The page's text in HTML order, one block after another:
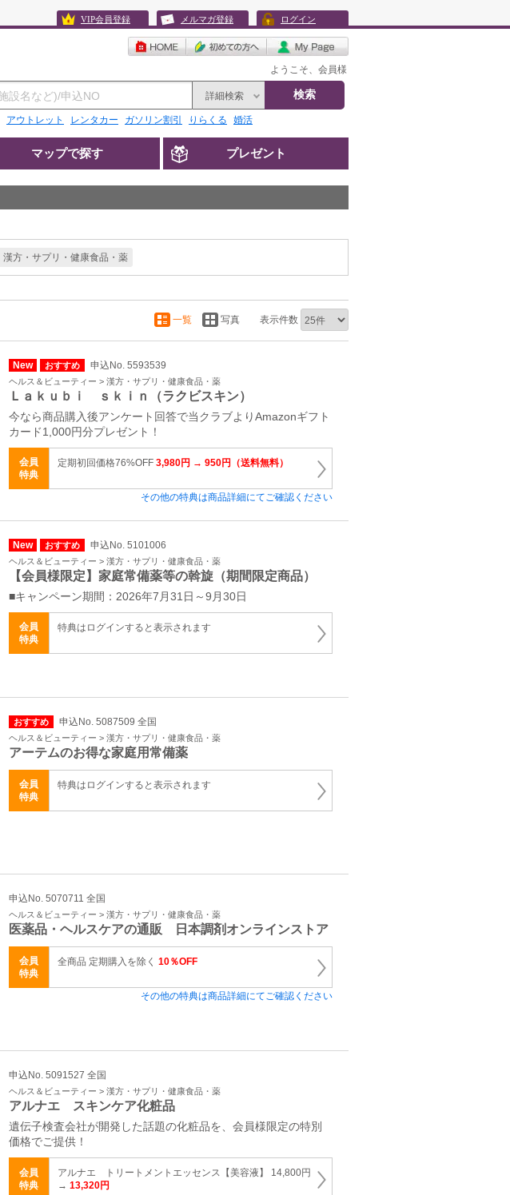
VIP会員登録 メルマガ登録 ログイン
ようこそ、会員様
詳細検索 検索
アウトレット レンタカー ガソリン割引 りらくる 婚活
マップで探す プレゼント
漢方・サプリ・健康食品・薬
一覧 写真 表示件数
New おすすめ 申込No. 5593539
ヘルス＆ビューティー > 漢方・サプリ・健康食品・薬
Ｌａｋｕｂｉ ｓｋｉｎ（ラクビスキン）
今なら商品購入後アンケート回答で当クラブよりAmazonギフト
カード1,000円分プレゼント！
会員
特典
定期初回価格76%OFF 3,980円 → 950円（送料無料）
その他の特典は商品詳細にてご確認ください
New おすすめ 申込No. 5101006
ヘルス＆ビューティー > 漢方・サプリ・健康食品・薬
【会員様限定】家庭常備薬等の斡旋（期間限定商品）
■キャンペーン期間：2026年7月31日～9月30日
会員
特典
特典はログインすると表示されます
おすすめ 申込No. 5087509 全国
ヘルス＆ビューティー > 漢方・サプリ・健康食品・薬
アーテムのお得な家庭用常備薬
会員
特典
特典はログインすると表示されます
申込No. 5070711 全国
ヘルス＆ビューティー > 漢方・サプリ・健康食品・薬
医薬品・ヘルスケアの通販 日本調剤オンラインストア
会員
特典
全商品 定期購入を除く 10％OFF
その他の特典は商品詳細にてご確認ください
申込No. 5091527 全国
ヘルス＆ビューティー > 漢方・サプリ・健康食品・薬
アルナエ スキンケア化粧品
遺伝子検査会社が開発した話題の化粧品を、会員様限定の特別
価格でご提供！
会員
特典
アルナエ トリートメントエッセンス【美容液】 14,800円
→ 13,320円